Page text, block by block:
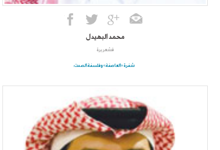
محمد البهيدل
قشعريرة
شفرة «العاصفة» وفلسفة الصمت: